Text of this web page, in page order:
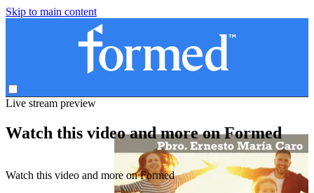
Skip to main content
Live stream preview
Watch this video and more on Formed
Watch this video and more on Formed